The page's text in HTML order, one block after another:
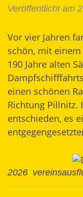
Veröffentlicht am
Vor vier Jahren
schön, mit
190 Jahre alten
einen schönen
Richtung Pillnitz.
entschieden, es
2026